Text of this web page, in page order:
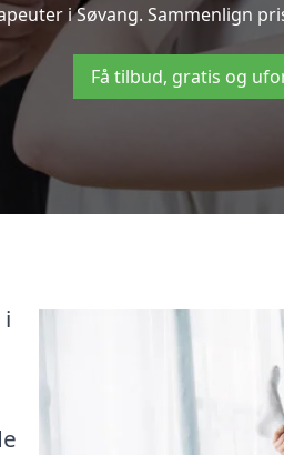
i Søvang. Sammenlign
Få tilbud, gratis og